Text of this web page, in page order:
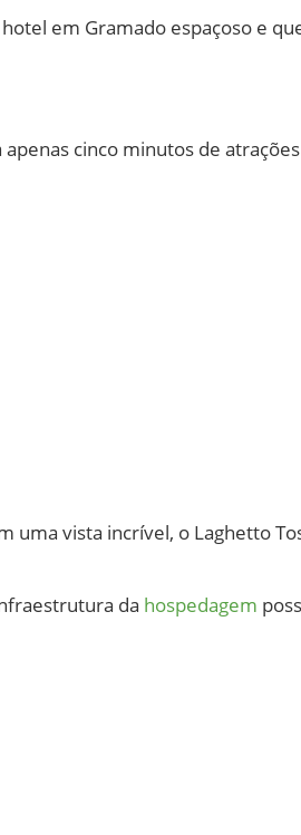
em Gramado espaçoso e
cinco minutos de
vista incrível, o Laghetto
da hospedagem